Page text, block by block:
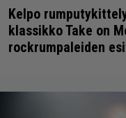
Kelpo
klassikko Take on
rockrumpaleiden